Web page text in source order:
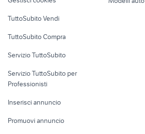
Informatica
Console e
TuttoSubito Vendi
TuttoSubito Compra
Servizio TuttoSubito
Servizio TuttoSubito per
Professionisti
Inserisci annuncio
Promuovi annuncio